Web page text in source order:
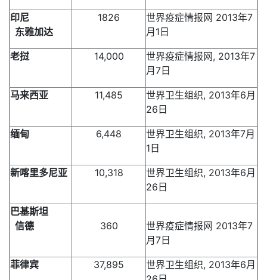
印尼
东雅加达
1826
世界疫症情报网 2013年7
月1日
老挝 14,000
世界疫症情报网, 2013年7
月7日
马来西亚 11,485
世界卫生组织, 2013年6月
26日
缅甸 6,448
世界卫生组织, 2013年7月
1日
新喀里多尼亚 10,318
世界卫生组织, 2013年6月
26日
巴基斯坦
信德
360
世界疫症情报网 2013年7
月7日
菲律宾 37,895
世界卫生组织, 2013年6月